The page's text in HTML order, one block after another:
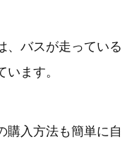
、バスが走っている
ます。
購入方法も簡単に自